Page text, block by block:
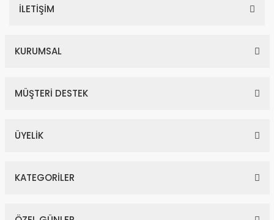
İLETİŞİM
KURUMSAL
MÜŞTERİ DESTEK
ÜYELİK
KATEGORİLER